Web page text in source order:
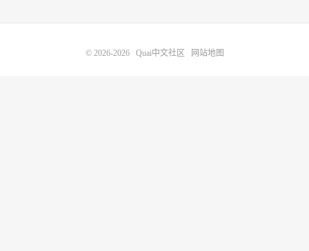
© 2026-2026 Quai中文社区 网站地图